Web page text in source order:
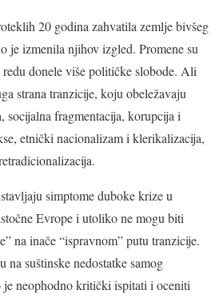
20 godina zahvatila zemlje bivšeg
je izmenila njihov izgled. Promene su
donele više političke slobode. Ali
strana tranzicije, koju obeležavaju
socijalna fragmentacija, korupcija i
etnički nacionalizam i klerikalizacija,
simptome duboke krize u
Evrope i utoliko ne mogu biti
na inače “ispravnom” putu tranzicije.
na suštinske nedostatke samog
je neophodno kritički ispitati i oceniti